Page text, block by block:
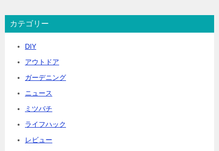
カテゴリー
DIY
アウトドア
ガーデニング
ニュース
ミツバチ
ライフハック
レビュー